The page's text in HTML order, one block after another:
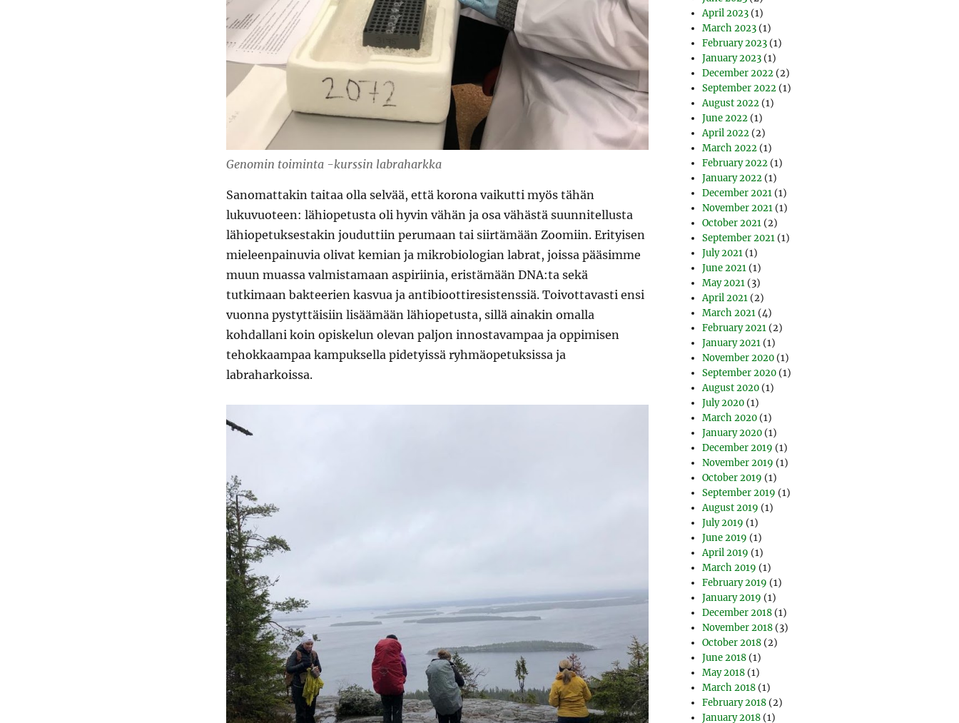
Genomin toiminta -kurssin labraharkka
Sanomattakin taitaa olla selvää, että korona vaikutti myös tähän
lukuvuoteen: lähiopetusta oli hyvin vähän ja osa vähästä suunnitellusta
lähiopetuksestakin jouduttiin perumaan tai siirtämään Zoomiin. Erityisen
mieleenpainuvia olivat kemian ja mikrobiologian labrat, joissa pääsimme
muun muassa valmistamaan aspiriinia, eristämään DNA:ta sekä
tutkimaan bakteerien kasvua ja antibioottiresistenssiä. Toivottavasti ensi
vuonna pystyttäisiin lisäämään lähiopetusta, sillä ainakin omalla
kohdallani koin opiskelun olevan paljon innostavampaa ja oppimisen
tehokkaampaa kampuksella pidetyissä ryhmäopetuksissa ja
labraharkoissa.
April 2023 (1)
March 2023 (1)
February 2023 (1)
January 2023 (1)
December 2022 (2)
September 2022 (1)
August 2022 (1)
June 2022 (1)
April 2022 (2)
March 2022 (1)
February 2022 (1)
January 2022 (1)
December 2021 (1)
November 2021 (1)
October 2021 (2)
September 2021 (1)
July 2021 (1)
June 2021 (1)
May 2021 (3)
April 2021 (2)
March 2021 (4)
February 2021 (2)
January 2021 (1)
November 2020 (1)
September 2020 (1)
August 2020 (1)
July 2020 (1)
March 2020 (1)
January 2020 (1)
December 2019 (1)
November 2019 (1)
October 2019 (1)
September 2019 (1)
August 2019 (1)
July 2019 (1)
June 2019 (1)
April 2019 (1)
March 2019 (1)
February 2019 (1)
January 2019 (1)
December 2018 (1)
November 2018 (3)
October 2018 (2)
June 2018 (1)
May 2018 (1)
March 2018 (1)
February 2018 (2)
January 2018 (1)